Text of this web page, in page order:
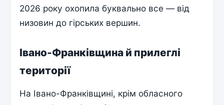
2026 року охопила буквально все — від
низовин до гірських вершин.
Івано-Франківщина й прилеглі
території
На Івано-Франківщині, крім обласного